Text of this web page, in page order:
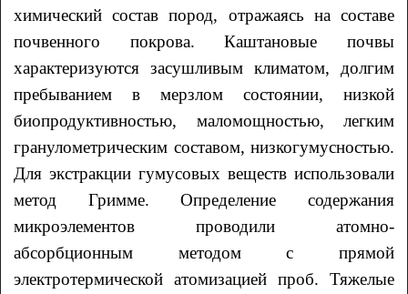
химический состав пород, отражаясь на составе
почвенного покрова. Каштановые почвы
характеризуются засушливым климатом, долгим
пребыванием в мерзлом состоянии, низкой
биопродуктивностью, маломощностью, легким
гранулометрическим составом, низкогумусностью.
Для экстракции гумусовых веществ использовали
метод Гримме. Определение содержания
микроэлементов проводили атомно-
абсорбционным методом с прямой
электротермической атомизацией проб. Тяжелые